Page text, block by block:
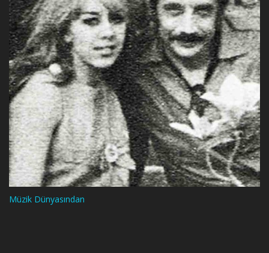
Müzik Dünyasından